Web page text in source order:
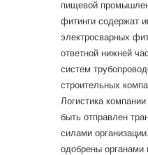
пищевой
фитинги содержат
электросварных
ответной нижней
систем
строительных
Логистика
быть отправлен
силами
одобрены органами